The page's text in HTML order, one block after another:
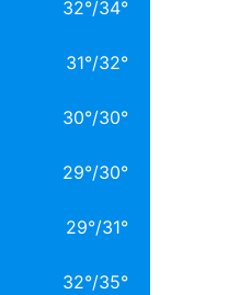
32°/34°
31°/32°
30°/30°
29°/30°
29°/31°
32°/35°